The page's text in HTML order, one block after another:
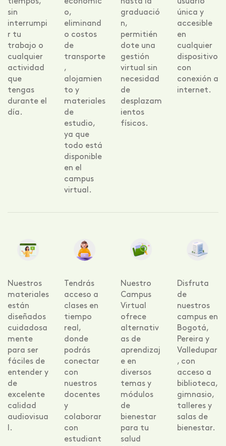
tiempos,
sin
interrumpi
r tu
trabajo o
cualquier
actividad
que
tengas
durante el
día.
económic
o,
eliminand
o costos
de
transporte
,
alojamien
to y
materiales
de
estudio,
ya que
todo está
disponible
en el
campus
virtual.
hasta la
graduació
n,
permitién
dote una
gestión
virtual sin
necesidad
de
desplazam
ientos
físicos.
usuario
única y
accesible
en
cualquier
dispositivo
con
conexión a
internet.
Nuestros
materiales
están
diseñados
cuidadosa
mente
para ser
fáciles de
entender y
de
excelente
calidad
audiovisua
l.
Tendrás
acceso a
clases en
tiempo
real,
donde
podrás
conectar
con
nuestros
docentes
y
colaborar
con
estudiant
Nuestro
Campus
Virtual
ofrece
alternativ
as de
aprendizaj
e en
diversos
temas y
módulos
de
bienestar
para tu
salud
Disfruta
de
nuestros
campus en
Bogotá,
Pereira y
Valledupar
, con
acceso a
biblioteca,
gimnasio,
talleres y
salas de
bienestar.